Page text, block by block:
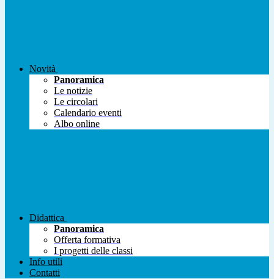
Novità
Panoramica
Le notizie
Le circolari
Calendario eventi
Albo online
Didattica
Panoramica
Offerta formativa
I progetti delle classi
Info utili
Contatti